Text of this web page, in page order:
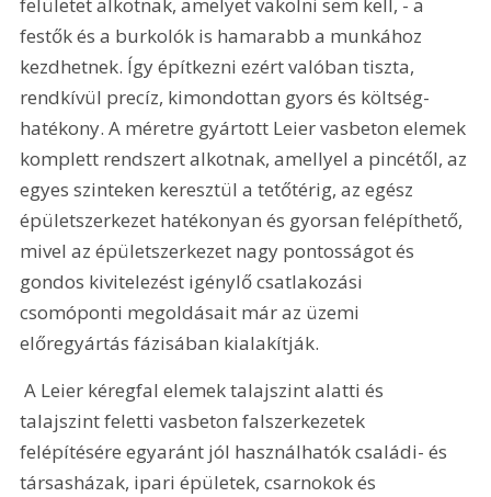
felületet alkotnak, amelyet vakolni sem kell, - a
festők és a burkolók is hamarabb a munkához
kezdhetnek. Így építkezni ezért valóban tiszta,
rendkívül precíz, kimondottan gyors és költség-
hatékony. A méretre gyártott Leier vasbeton elemek
komplett rendszert alkotnak, amellyel a pincétől, az
egyes szinteken keresztül a tetőtérig, az egész
épületszerkezet hatékonyan és gyorsan felépíthető,
mivel az épületszerkezet nagy pontosságot és
gondos kivitelezést igénylő csatlakozási
csomóponti megoldásait már az üzemi
előregyártás fázisában kialakítják.
A Leier kéregfal elemek talajszint alatti és
talajszint feletti vasbeton falszerkezetek
felépítésére egyaránt jól használhatók családi- és
társasházak, ipari épületek, csarnokok és